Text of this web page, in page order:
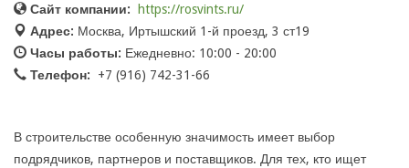
Сайт компании:
https://rosvints.ru/
Адрес: Москва, Иртышский 1-й проезд, 3 ст19
Часы работы: Ежедневно: 10:00 - 20:00
Телефон:
+7 (916) 742-31-66
В строительстве особенную значимость имеет выбор
подрядчиков, партнеров и поставщиков. Для тех, кто ищет